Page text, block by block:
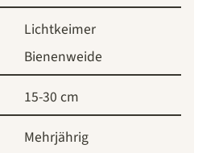
Lichtkeimer
Bienenweide
15-30 cm
Mehrjährig